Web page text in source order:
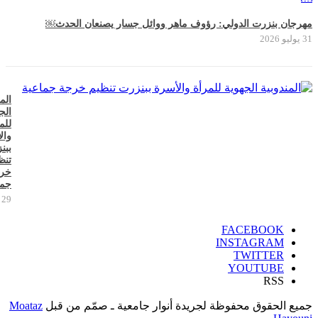
مهرجان بنزرت الدولي: رؤوف ماهر ووائل جسار يصنعان الحدث￼
31 يوليو 2026
29 يوليو 2026
FACEBOOK
INSTAGRAM
TWITTER
YOUTUBE
RSS
جميع الحقوق محفوظة لجريدة أنوار جامعية ـ صمّم من قبل Moataz